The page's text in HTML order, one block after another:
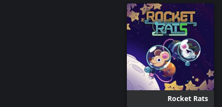
Rocket Rats